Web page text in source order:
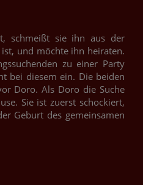
schmeißt sie ihn aus der
und möchte ihn heiraten.
zu einer Party
bei diesem ein. Die beiden
Doro. Als Doro die Suche
Sie ist zuerst schockiert,
Geburt des gemeinsamen